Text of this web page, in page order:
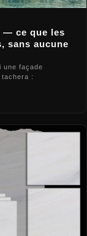
— ce que les
sans aucune
une façade
: